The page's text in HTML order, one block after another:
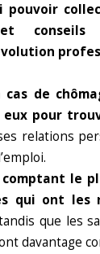
pouvoir
conseils
cas de
eux pour
relations
le
qui ont les
que les
davantage